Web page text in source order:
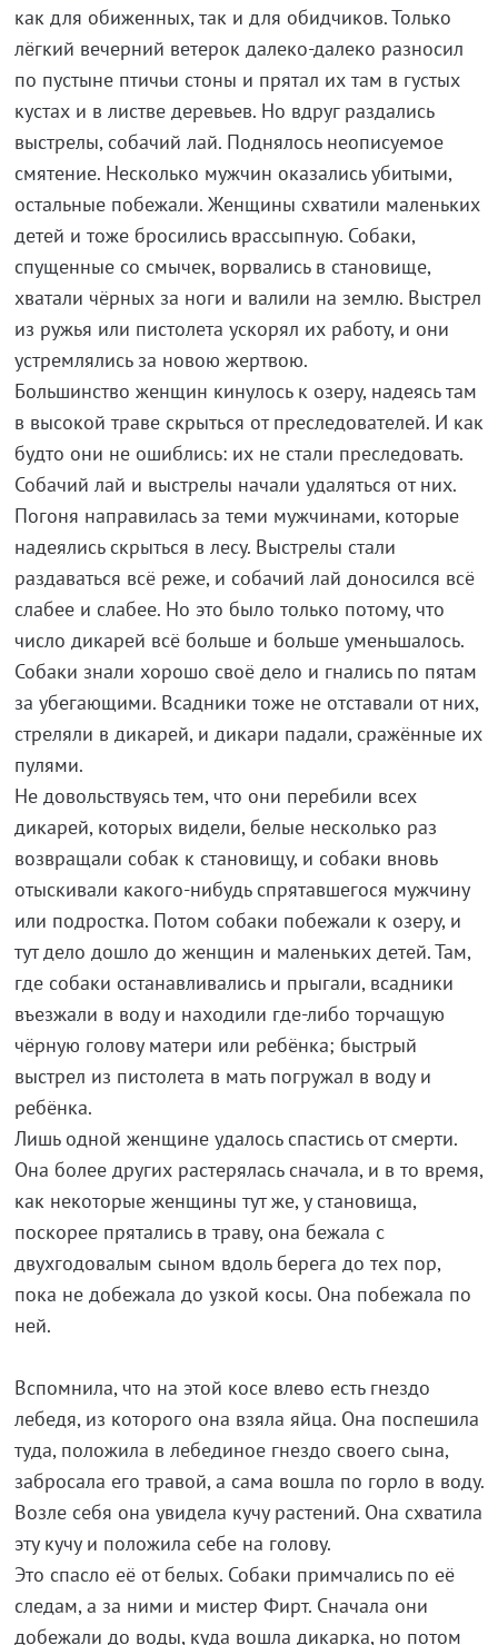
как для обиженных, так и для обидчиков. Только
лёгкий вечерний ветерок далеко-далеко разносил
по пустыне птичьи стоны и прятал их там в густых
кустах и в листве деревьев. Но вдруг раздались
выстрелы, собачий лай. Поднялось неописуемое
смятение. Несколько мужчин оказались убитыми,
остальные побежали. Женщины схватили маленьких
детей и тоже бросились врассыпную. Собаки,
спущенные со смычек, ворвались в становище,
хватали чёрных за ноги и валили на землю. Выстрел
из ружья или пистолета ускорял их работу, и они
устремлялись за новою жертвою.
Большинство женщин кинулось к озеру, надеясь там
в высокой траве скрыться от преследователей. И как
будто они не ошиблись: их не стали преследовать.
Собачий лай и выстрелы начали удаляться от них.
Погоня направилась за теми мужчинами, которые
надеялись скрыться в лесу. Выстрелы стали
раздаваться всё реже, и собачий лай доносился всё
слабее и слабее. Но это было только потому, что
число дикарей всё больше и больше уменьшалось.
Собаки знали хорошо своё дело и гнались по пятам
за убегающими. Всадники тоже не отставали от них,
стреляли в дикарей, и дикари падали, сражённые их
пулями.
Не довольствуясь тем, что они перебили всех
дикарей, которых видели, белые несколько раз
возвращали собак к становищу, и собаки вновь
отыскивали какого-нибудь спрятавшегося мужчину
или подростка. Потом собаки побежали к озеру, и
тут дело дошло до женщин и маленьких детей. Там,
где собаки останавливались и прыгали, всадники
въезжали в воду и находили где-либо торчащую
чёрную голову матери или ребёнка; быстрый
выстрел из пистолета в мать погружал в воду и
ребёнка.
Лишь одной женщине удалось спастись от смерти.
Она более других растерялась сначала, и в то время,
как некоторые женщины тут же, у становища,
поскорее прятались в траву, она бежала с
двухгодовалым сыном вдоль берега до тех пор,
пока не добежала до узкой косы. Она побежала по
ней.
Вспомнила, что на этой косе влево есть гнездо
лебедя, из которого она взяла яйца. Она поспешила
туда, положила в лебединое гнездо своего сына,
забросала его травой, а сама вошла по горло в воду.
Возле себя она увидела кучу растений. Она схватила
эту кучу и положила себе на голову.
Это спасло её от белых. Собаки примчались по её
следам, а за ними и мистер Фирт. Сначала они
добежали до воды, куда вошла дикарка, но потом